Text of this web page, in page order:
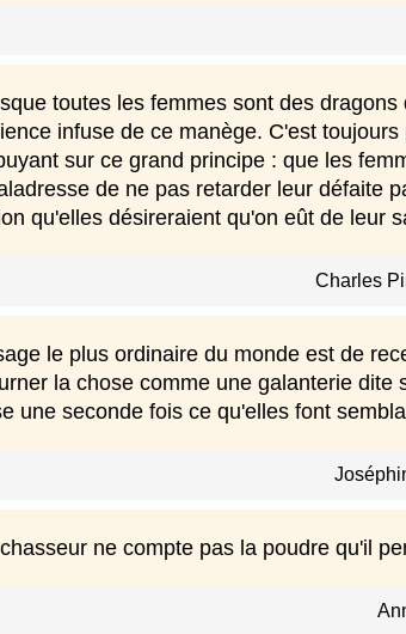
toutes les femmes sont des
infuse de ce manège. C'est
sur ce grand principe : que les
de ne pas retarder leur défaite
qu'elles désireraient qu'on eût de leur
Charles
le plus ordinaire du monde est de
la chose comme une galanterie
une seconde fois ce qu'elles font
ne compte pas la poudre qu'il